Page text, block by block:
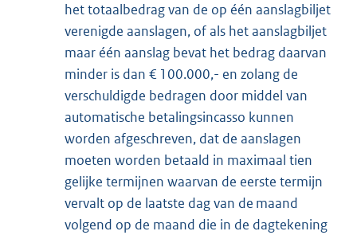
het totaalbedrag van de op één aanslagbiljet
verenigde aanslagen, of als het aanslagbiljet
maar één aanslag bevat het bedrag daarvan
minder is dan € 100.000,- en zolang de
verschuldigde bedragen door middel van
automatische betalingsincasso kunnen
worden afgeschreven, dat de aanslagen
moeten worden betaald in maximaal tien
gelijke termijnen waarvan de eerste termijn
vervalt op de laatste dag van de maand
volgend op de maand die in de dagtekening